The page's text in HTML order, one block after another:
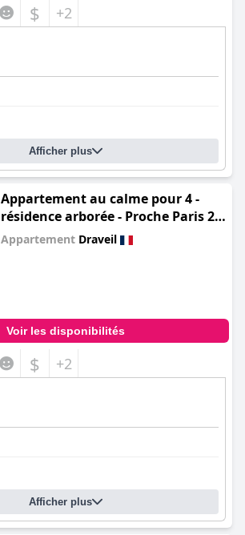
$ +2
Afficher plus
Appartement au calme pour 4 -
résidence arborée - Proche Paris 20
min
Appartement Draveil
Voir les disponibilités
$ +2
Afficher plus